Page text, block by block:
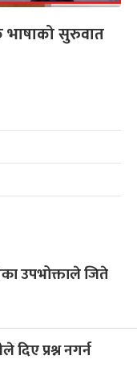
भाषाको सुरुवात
उपभोक्ताले जिते
दिए प्रश्न नगर्न